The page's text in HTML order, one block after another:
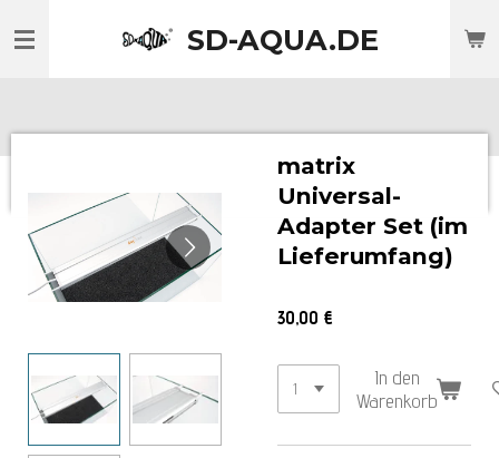
Hauptinhalt
SD-AQUA.DE
matrix
Universal-
Adapter Set (im
Lieferumfang)
30,00 €
In den
Warenkorb